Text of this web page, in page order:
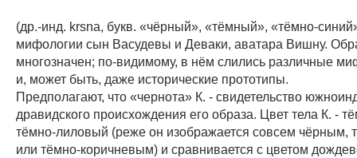
(др.-инд. krsna, букв. «чёрный», «тёмный», «тёмно-
мифологии сын Васудевы и Деваки, аватара Вишну.
многозначен; по-видимому, в нём слились различные
и, может быть, даже исторические прототипы.
Предполагают, что «чернота» К. - свидетельство
дравидского происхождения его образа. Цвет тела К. -
тёмно-лиловый (реже он изображается совсем чёрным,
или тёмно-коричневым) и сравнивается с цветом